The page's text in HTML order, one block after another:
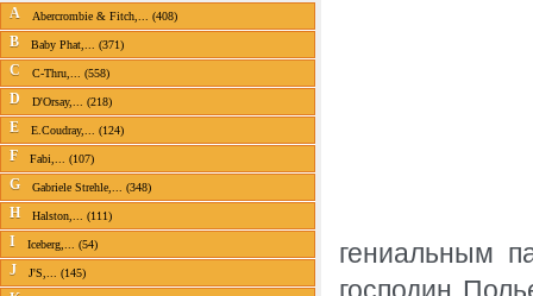
A Abercrombie & Fitch,... (408)
B Baby Phat,... (371)
C C-Thru,... (558)
D D'Orsay,... (218)
E E.Coudray,... (124)
F Fabi,... (107)
G Gabriele Strehle,... (348)
H Halston,... (111)
I Iceberg,... (54)
J J'S,... (145)
гениальным